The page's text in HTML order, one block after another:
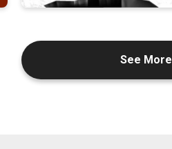
See More